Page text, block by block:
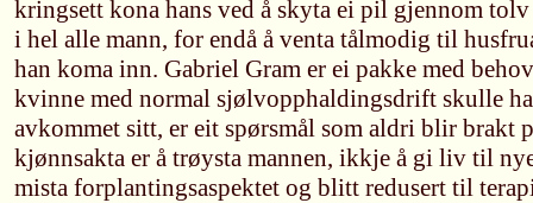
kringsett kona hans ved å skyta ei pil gjennom
i hel alle mann, for endå å venta tålmodig til
han koma inn. Gabriel Gram er ei pakke med
kvinne med normal sjølvopphaldingsdrift skulle
avkommet sitt, er eit spørsmål som aldri blir brakt
kjønnsakta er å trøysta mannen, ikkje å gi liv til
mista forplantingsaspektet og blitt redusert til